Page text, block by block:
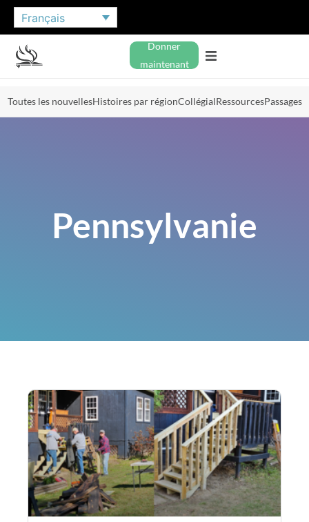
Français
Donner
maintenant
Toutes les nouvellesHistoires par régionCollégialRessourcesPassages
Pennsylvanie